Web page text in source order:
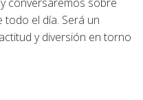
el día. Será un
y diversión en torno